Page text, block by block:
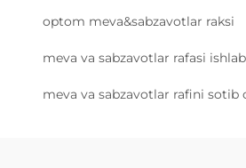
optom meva&sabzavotlar raksi
meva va sabzavotlar rafasi
meva va sabzavotlar rafini sotib